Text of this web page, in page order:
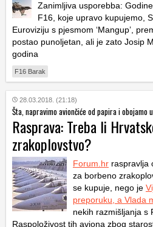
Zanimljiva usporebba:
F16, koje upravo kupujemo,
Euroviziju s pjesmom ‘Mangup’,
postao punoljetan, ali je zato Josip
godina
F16 Barak
28.03.2018. (21:18)
Šta, napravimo aviončiće od papira i obojamo
Rasprava: Treba li
zrakoplovstvo?
Forum.hr raspravlja
za borbeno
se kupuje, nego je
preporuku, a Vlada
nekih razmišljanja s
Raspoloživost tih aviona zbog